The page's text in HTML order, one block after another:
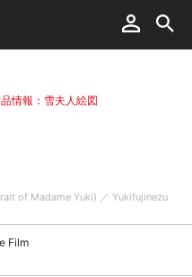
情報：雪夫人絵図
of Madame Yuki) ／ Yukifujinezu
Film